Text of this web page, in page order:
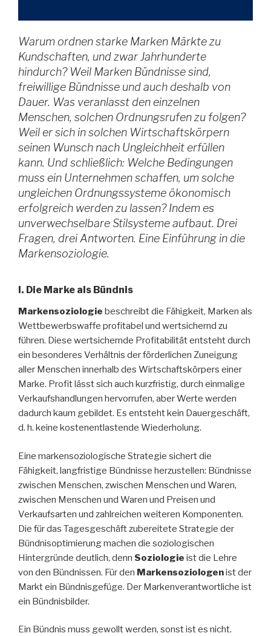
Warum ordnen starke Marken Märkte zu
Kundschaften, und zwar Jahrhunderte
hindurch? Weil Marken Bündnisse sind,
freiwillige Bündnisse und auch deshalb von
Dauer. Was veranlasst den einzelnen
Menschen, solchen Ordnungsrufen zu folgen?
Weil er sich in solchen Wirtschaftskörpern
seinen Wunsch nach Ungleichheit erfüllen
kann. Und schließlich: Welche Bedingungen
muss ein Unternehmen schaffen, um solche
ungleichen Ordnungssysteme ökonomisch
erfolgreich werden zu lassen? Indem es
unverwechselbare Stilsysteme aufbaut. Drei
Fragen, drei Antworten. Eine Einführung in die
Markensoziologie.
I. Die Marke als Bündnis
Markensoziologie beschreibt die Fähigkeit, Marken als
Wettbewerbswaffe profitabel und wertsichernd zu
führen. Diese wertsichernde Profitabilität entsteht durch
ein besonderes Verhältnis der förderlichen Zuneigung
aller Menschen innerhalb des Wirtschaftskörpers einer
Marke. Profit lässt sich auch kurzfristig, durch einmalige
Verkaufshandlungen hervorrufen, aber Werte werden
dadurch kaum gebildet. Es entsteht kein Dauergeschäft,
d. h. keine kostenentlastende Wiederholung.
Eine markensoziologische Strategie sichert die
Fähigkeit, langfristige Bündnisse herzustellen: Bündnisse
zwischen Menschen, zwischen Menschen und Waren,
zwischen Menschen und Waren und Preisen und
Verkaufsarten und zahlreichen weiteren Komponenten.
Die für das Tagesgeschäft zubereitete Strategie der
Bündnisoptimierung machen die soziologischen
Hintergründe deutlich, denn Soziologie ist die Lehre
von den Bündnissen. Für den Markensoziologenist der
Markt ein Bündnisgefüge. Der Markenverantwortliche ist
ein Bündnisbilder.
Ein Bündnis muss gewollt werden, sonst ist es nicht.